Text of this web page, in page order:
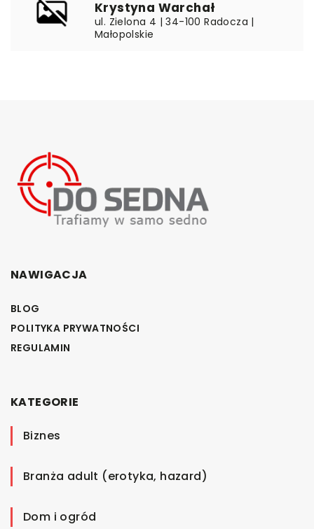
Krystyna Warchał
ul. Zielona 4 | 34-100 Radocza |
Małopolskie
NAWIGACJA
BLOG
POLITYKA PRYWATNOŚCI
REGULAMIN
KATEGORIE
Biznes
Branża adult (erotyka, hazard)
Dom i ogród